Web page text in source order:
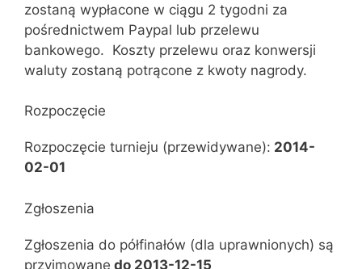
zostaną wypłacone w ciągu 2 tygodni za
pośrednictwem Paypal lub przelewu
bankowego. Koszty przelewu oraz konwersji
waluty zostaną potrącone z kwoty nagrody.
Rozpoczęcie
Rozpoczęcie turnieju (przewidywane): 2014-
02-01
Zgłoszenia
Zgłoszenia do półfinałów (dla uprawnionych) są
przyjmowane do 2013-12-15